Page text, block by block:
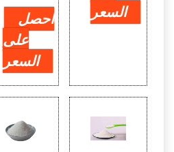
احصل
على
السعر
السعر